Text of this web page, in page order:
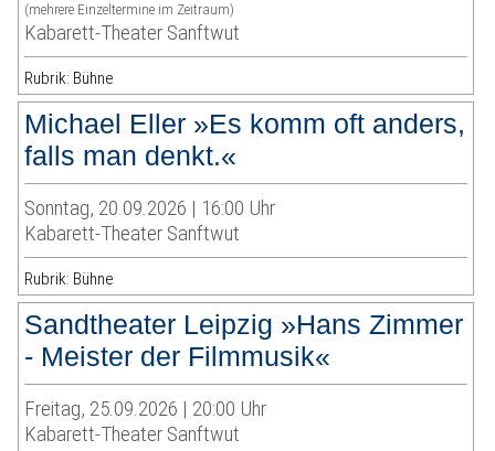
(mehrere Einzeltermine im Zeitraum)
Kabarett-Theater Sanftwut
Rubrik: Bühne
Michael Eller »Es komm oft anders,
falls man denkt.«
Sonntag, 20.09.2026 | 16:00 Uhr
Kabarett-Theater Sanftwut
Rubrik: Bühne
Sandtheater Leipzig »Hans Zimmer
- Meister der Filmmusik«
Freitag, 25.09.2026 | 20:00 Uhr
Kabarett-Theater Sanftwut